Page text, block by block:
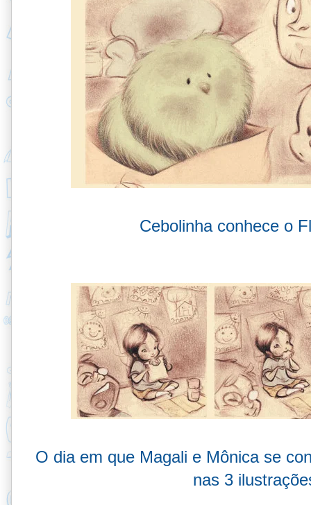
Cebolinha conhece o
O dia em que Magali e Mônica se
nas 3